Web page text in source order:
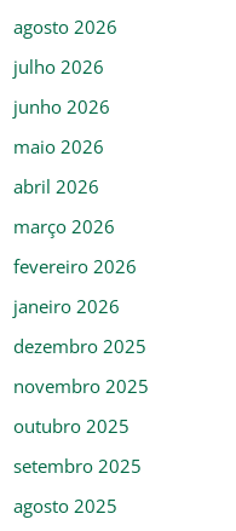
agosto 2026
julho 2026
junho 2026
maio 2026
abril 2026
março 2026
fevereiro 2026
janeiro 2026
dezembro 2025
novembro 2025
outubro 2025
setembro 2025
agosto 2025